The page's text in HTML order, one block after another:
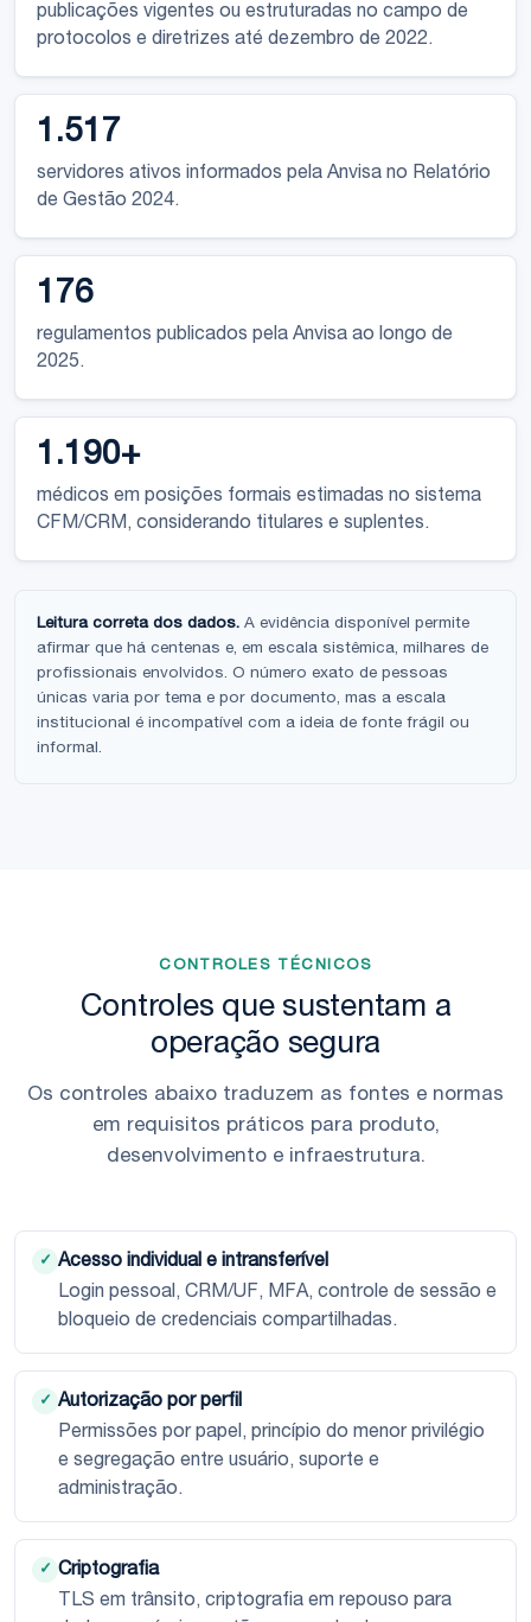
publicações vigentes ou estruturadas no campo de
protocolos e diretrizes até dezembro de 2022.
1.517
servidores ativos informados pela Anvisa no Relatório
de Gestão 2024.
176
regulamentos publicados pela Anvisa ao longo de
2025.
1.190+
médicos em posições formais estimadas no sistema
CFM/CRM, considerando titulares e suplentes.
Leitura correta dos dados. A evidência disponível permite
afirmar que há centenas e, em escala sistêmica, milhares de
profissionais envolvidos. O número exato de pessoas
únicas varia por tema e por documento, mas a escala
institucional é incompatível com a ideia de fonte frágil ou
informal.
CONTROLES TÉCNICOS
Controles que sustentam a
operação segura
Os controles abaixo traduzem as fontes e normas
em requisitos práticos para produto,
desenvolvimento e infraestrutura.
✓ Acesso individual e intransferível
Login pessoal, CRM/UF, MFA, controle de sessão e
bloqueio de credenciais compartilhadas.
✓ Autorização por perfil
Permissões por papel, princípio do menor privilégio
e segregação entre usuário, suporte e
administração.
✓ Criptografia
TLS em trânsito, criptografia em repouso para